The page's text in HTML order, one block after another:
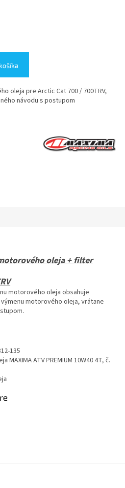
oleja pre Arctic Cat 700 / 700TRV,
návodu s postupom
oleja + filter
motorového oleja obsahuje
motorového oleja, vrátane
135
MAXIMA ATV PREMIUM 10W40 4T, č.